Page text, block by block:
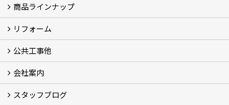
フォトギャラリー
モデルハウス (7)
現場レポート
完工事例
お客様の声
商品ラインナップ
商品ラインアップ一覧
FAVO（フェイボ）【自由設計】
Lodina（ロディナ）【規格住宅】
全館空調システム
リフォーム
コンセプト (2)
選ばれる理由
施工実例（フォトギャラリー）
公共工事他
建築工事 実績
土木工事 実績
一般建築(別荘)
公共工事部スタッフ紹介
会社案内
社長挨拶
会社概要
採用情報
アクセス
スタッフ紹介
スタッフブログ
資格取得一覧
プライバシーポリシー
地域貢献 (3)
スタッフブログ